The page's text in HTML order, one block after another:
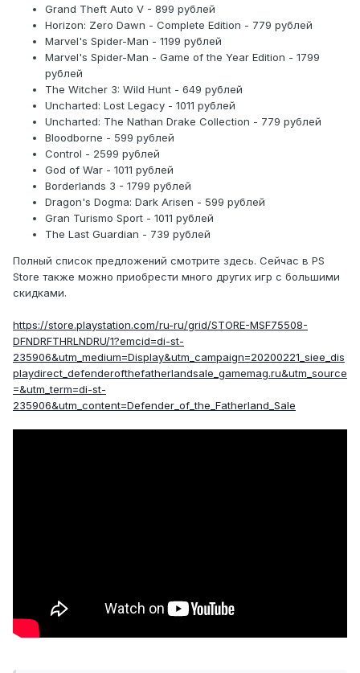
Grand Theft Auto V - 899 рублей
Horizon: Zero Dawn - Complete Edition - 779 рублей
Marvel's Spider-Man - 1199 рублей
Marvel's Spider-Man - Game of the Year Edition - 1799
рублей
The Witcher 3: Wild Hunt - 649 рублей
Uncharted: Lost Legacy - 1011 рублей
Uncharted: The Nathan Drake Collection - 779 рублей
Bloodborne - 599 рублей
Control - 2599 рублей
God of War - 1011 рублей
Borderlands 3 - 1799 рублей
Dragon's Dogma: Dark Arisen - 599 рублей
Gran Turismo Sport - 1011 рублей
The Last Guardian - 739 рублей
Полный список предложений смотрите здесь. Сейчас в PS
Store также можно приобрести много других игр с большими
скидками.
https://store.playstation.com/ru-ru/grid/STORE-MSF75508-
DFNDRFTHRLNDRU/1?emcid=di-st-
235906&utm_medium=Display&utm_campaign=20200221_siee_dis
playdirect_defenderofthefatherlandsale_gamemag.ru&utm_source
=&utm_term=di-st-
235906&utm_content=Defender_of_the_Fatherland_Sale